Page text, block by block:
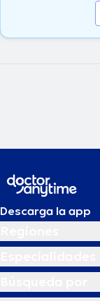
Descarga la app